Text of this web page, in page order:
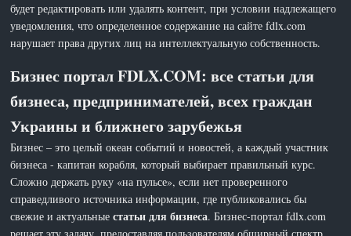
будет редактировать или удалять контент, при условии надлежащего
уведомления, что определенное содержание на сайте fdlx.com
нарушает права других лиц на интеллектуальную собственность.
Бизнес портал FDLX.COM: все статьи для
бизнеса, предпринимателей, всех граждан
Украины и ближнего зарубежья
Бизнес – это целый океан событий и новостей, а каждый участник
бизнеса - капитан корабля, который выбирает правильный курс.
Сложно держать руку «на пульсе», если нет проверенного
справедливого источника информации, где публиковались бы
свежие и актуальныестатьи для бизнеса. Бизнес-портал fdlx.com